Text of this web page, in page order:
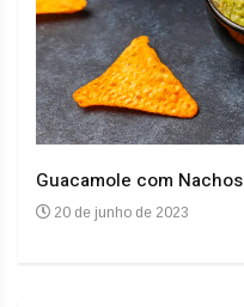
Guacamole com Nachos
20 de junho de 2023